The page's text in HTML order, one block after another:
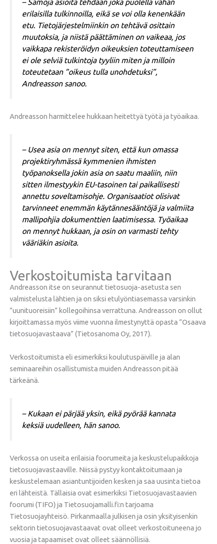
– Samoja asioita tehdään joka puolella vähän
erilaisilla tulkinnoilla, eikä se voi olla kenenkään
etu. Tietojärjestelmiinkin on tehtävä osittain
muutoksia, ja niistä päättäminen on vaikeaa, jos
vaikkapa rekisteröidyn oikeuksien toteuttamiseen
ei ole selviä tulkintoja tyyliin miten ja milloin
toteutetaan ”oikeus tulla unohdetuksi”,
Andreasson sanoo.
Andreasson harmittelee hukkaan heitettyä työtä ja työaikaa.
– Usea asia on mennyt siten, että kun omassa
projektiryhmässä kymmenien ihmisten
työpanoksella jokin asia on saatu maaliin, niin
sitten ilmestyykin EU-tasoinen tai paikallisesti
annettu soveltamisohje. Organisaatiot olisivat
tarvinneet enemmän käytännesääntöjä ja valmiita
mallipohjia dokumenttien laatimisessa. Työaikaa
on mennyt hukkaan, ja osin on varmasti tehty
vääriäkin asioita.
Verkostoitumista tarvitaan
Andreasson itse on seurannut tietosuoja-asetusta sen
valmistelusta lähtien ja on siksi etulyöntiasemassa varsinkin
”uunituoreisiin” kollegoihinsa verrattuna. Andreasson on ollut
kirjoittamassa myös viime vuonna ilmestynyttä opasta ”Osaava
tietosuojavastaava” (Tietosanoma Oy, 2017).
Verkostoitumista eli esimerkiksi koulutuspäiville ja alan
seminaareihin osallistumista muiden Andreasson pitää
tärkeänä.
– Kukaan ei pärjää yksin, eikä pyörää kannata
keksiä uudelleen, hän sanoo.
Verkossa on useita erilaisia foorumeita ja keskustelupaikkoja
tietosuojavastaaville. Niissä pystyy kontaktoitumaan ja
keskustelemaan asiantuntijoiden kesken ja saa uusinta tietoa
eri lähteistä. Tällaisia ovat esimerkiksi Tietosuojavastaavien
foorumi (TIFO) ja Tietosuojamalli.fi:n tarjoama
Tietosuojayhteisö. Pirkanmaalla julkisen ja osin yksityisenkin
sektorin tietosuojavastaavat ovat olleet verkostoituneena jo
vuosia ja tapaamiset ovat olleet säännöllisiä.